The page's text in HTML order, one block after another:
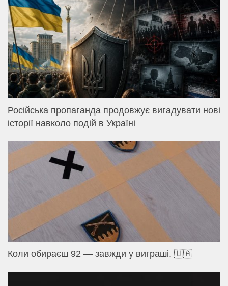
Російська пропаганда продовжує вигадувати нові
історії навколо подій в Україні
Коли обираєш 92 — завжди у виграші. 🇺🇦